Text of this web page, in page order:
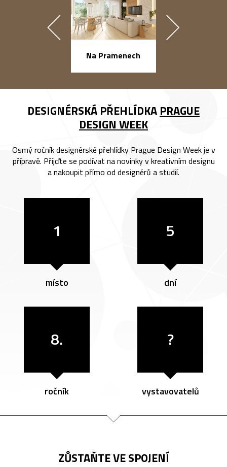
Na Pramenech
DESIGNÉRSKÁ PŘEHLÍDKA PRAGUE
DESIGN WEEK
Osmý ročník designérské přehlídky Prague Design Week je v
přípravě. Přijďte se podívat na novinky v kreativním designu
a nakoupit přímo od designérů a studií.
1
místo
5
dní
8.
ročník
?
vystavovatelů
ZŮSTAŇTE VE SPOJENÍ